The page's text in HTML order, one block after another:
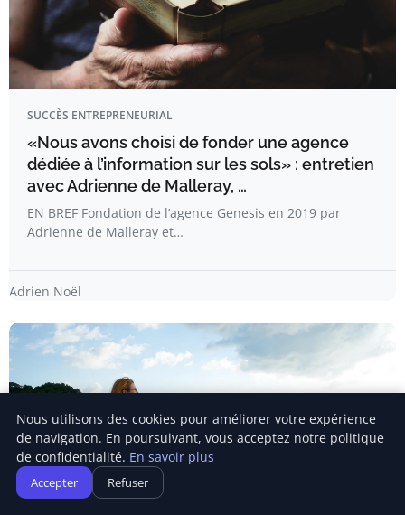
SUCCÈS ENTREPRENEURIAL
«Nous avons choisi de fonder une agence
dédiée à l’information sur les sols» : entretien
avec Adrienne de Malleray, …
EN BREF Fondation de l’agence Genesis en 2019 par
Adrienne de Malleray et…
Adrien Noël
Nous utilisons des cookies pour améliorer votre expérience
de navigation. En poursuivant, vous acceptez notre politique
de confidentialité. En savoir plus
Accepter Refuser